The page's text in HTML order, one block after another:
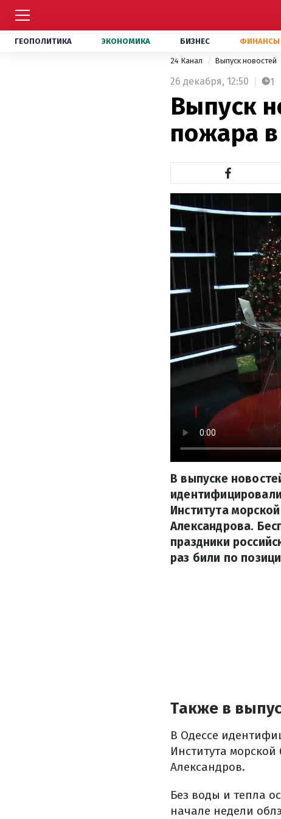
ГЕОПОЛИТИКА ЭКОНОМИКА БИЗНЕС ФИНАНСЫ
24 Канал Выпуск новостей
26 декабря, 12:50 1
Выпуск
пожара
В выпуске
Института
Александрова.
праздники
раз били по
Также в
В Одессе
Института
Александров.
Без воды и тепла
начале недели